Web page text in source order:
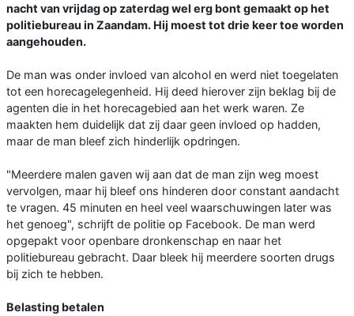
nacht van vrijdag op zaterdag wel erg bont gemaakt op het
politiebureau in Zaandam. Hij moest tot drie keer toe worden
aangehouden.
De man was onder invloed van alcohol en werd niet toegelaten
tot een horecagelegenheid. Hij deed hierover zijn beklag bij de
agenten die in het horecagebied aan het werk waren. Ze
maakten hem duidelijk dat zij daar geen invloed op hadden,
maar de man bleef zich hinderlijk opdringen.
"Meerdere malen gaven wij aan dat de man zijn weg moest
vervolgen, maar hij bleef ons hinderen door constant aandacht
te vragen. 45 minuten en heel veel waarschuwingen later was
het genoeg", schrijft de politie op Facebook. De man werd
opgepakt voor openbare dronkenschap en naar het
politiebureau gebracht. Daar bleek hij meerdere soorten drugs
bij zich te hebben.
Belasting betalen